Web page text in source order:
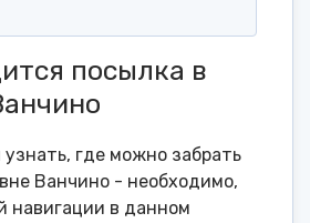
посылка в
где можно забрать
Ванчино - необходимо,
навигации в данном